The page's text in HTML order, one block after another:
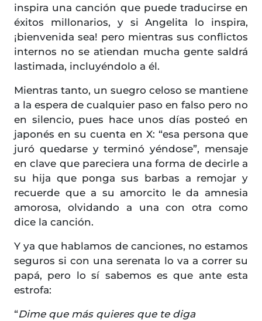
inspira una canción que puede traducirse en
éxitos millonarios, y si Angelita lo inspira,
¡bienvenida sea! pero mientras sus conflictos
internos no se atiendan mucha gente saldrá
lastimada, incluyéndolo a él.
Mientras tanto, un suegro celoso se mantiene
a la espera de cualquier paso en falso pero no
en silencio, pues hace unos días posteó en
japonés en su cuenta en X: “esa persona que
juró quedarse y terminó yéndose”, mensaje
en clave que pareciera una forma de decirle a
su hija que ponga sus barbas a remojar y
recuerde que a su amorcito le da amnesia
amorosa, olvidando a una con otra como
dice la canción.
Y ya que hablamos de canciones, no estamos
seguros si con una serenata lo va a correr su
papá, pero lo sí sabemos es que ante esta
estrofa:
“Dime que más quieres que te diga